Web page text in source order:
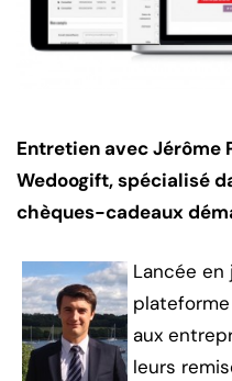
Entretien avec Jérôme
Wedoogift, spécialisé
chèques-cadeaux
Lancée en
aux
leurs